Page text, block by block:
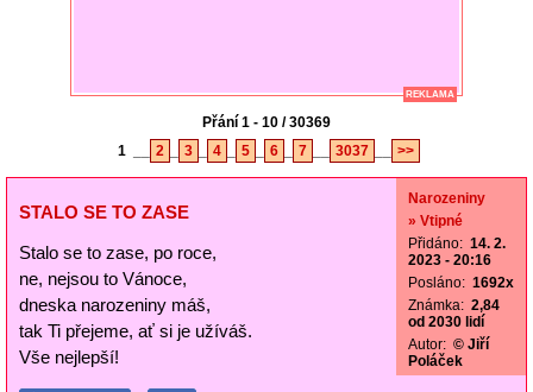
REKLAMA
Přání 1 - 10 / 30369
1
2 3 4 5 6 7 3037 >>
STALO SE TO ZASE
Stalo se to zase, po roce,
ne, nejsou to Vánoce,
dneska narozeniny máš,
tak Ti přejeme, ať si je užíváš.
Vše nejlepší!
Narozeniny
» Vtipné
Přidáno: 14. 2.
2023 - 20:16
Posláno: 1692x
Známka: 2,84
od 2030 lidí
Autor: © Jiří
Poláček